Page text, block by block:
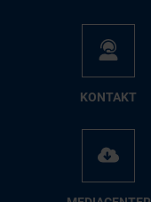
KON­TAKT